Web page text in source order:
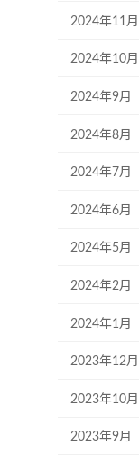
2024年11月
2024年10月
2024年9月
2024年8月
2024年7月
2024年6月
2024年5月
2024年2月
2024年1月
2023年12月
2023年10月
2023年9月